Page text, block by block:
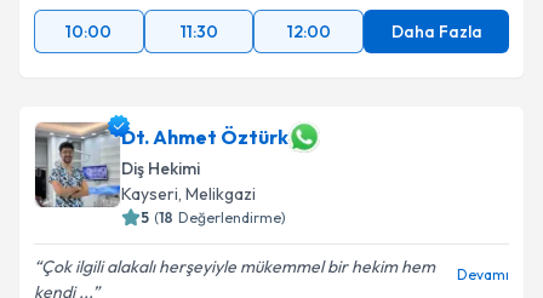
10:00
11:30 12:00 Daha Fazla
Dt. Ahmet Öztürk
Diş Hekimi
Kayseri, Melikgazi
5 (18 Değerlendirme)
Çok ilgili alakalı herşeyiyle mükemmel bir hekim hem
kendi ...
Devamı